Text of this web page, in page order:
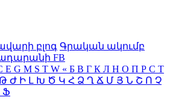
բլոգ Գրական ակումբ
FB
E G M S T W « Б В Г К Л Н О П Р С Т
Թ Ժ Ի Լ Խ Ծ Կ Հ Ձ Ղ Ճ Մ Յ Ն Շ Ո Չ
Ֆ